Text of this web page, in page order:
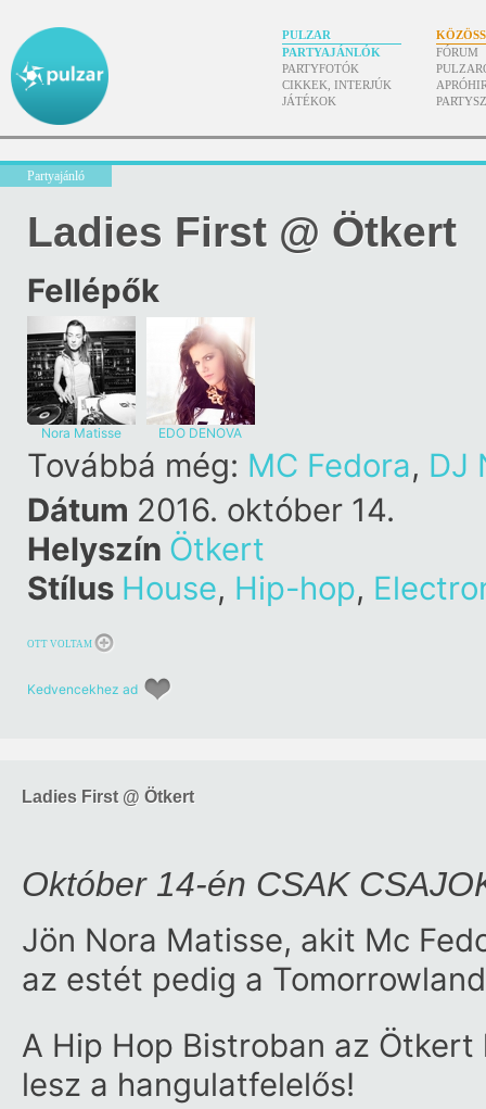
PULZAR
PARTYAJÁNLÓK
PARTYFOTÓK
CIKKEK, INTERJÚK
JÁTÉKOK
FÓRUM
Partyajánló
Ladies First @ Ötkert
Fellépők
Nora Matisse EDO DENOVA
Továbbá még: MC Fedora, DJ
Dátum 2016. október 14.
Helyszín Ötkert
Stílus House, Hip-hop,
OTT VOLTAM
Kedvencekhez ad
Ladies First @ Ötkert
Október 14-én CSAK
Jön Nora Matisse, akit Mc
az estét pedig a
A Hip Hop Bistroban az
lesz a hangulatfelelős!